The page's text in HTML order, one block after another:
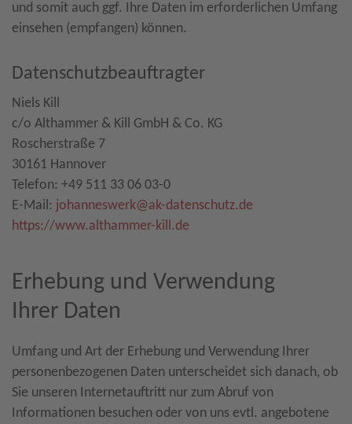
und somit auch ggf. Ihre Daten im erforderlichen Umfang
einsehen (empfangen) können.
Datenschutzbeauftragter
Niels Kill
c/o Althammer & Kill GmbH & Co. KG
Roscherstraße 7
30161 Hannover
Telefon: +49 511 33 06 03-0
E-Mail: johanneswerk​@ak-datenschutz.de
https://www.althammer-kill.de
Erhebung und Verwendung
Ihrer Daten
Umfang und Art der Erhebung und Verwendung Ihrer
personenbezogenen Daten unterscheidet sich danach, ob
Sie unseren Internetauftritt nur zum Abruf von
Informationen besuchen oder von uns evtl. angebotene